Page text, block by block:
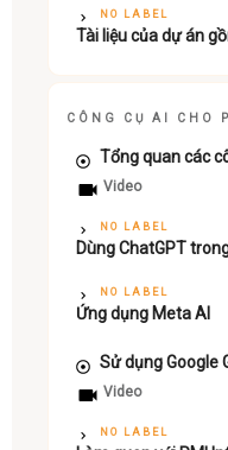
NO LABEL
Tài liệu của dự án
CÔNG CỤ AI CHO
Tổng quan các
Video
NO LABEL
Dùng ChatGPT
NO LABEL
Ứng dụng Meta AI
Sử dụng Google
Video
NO LABEL